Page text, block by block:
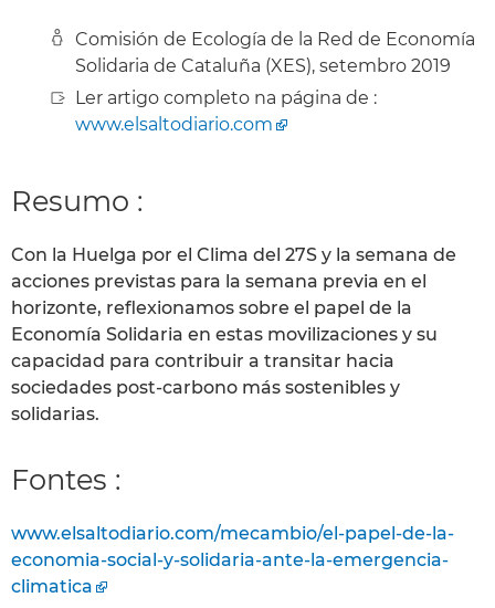
Comisión de Ecología de la Red de Economía
Solidaria de Cataluña (XES), setembro 2019
Ler artigo completo na página de :
www.elsaltodiario.com
Resumo :
Con la Huelga por el Clima del 27S y la semana de
acciones previstas para la semana previa en el
horizonte, reflexionamos sobre el papel de la
Economía Solidaria en estas movilizaciones y su
capacidad para contribuir a transitar hacia
sociedades post-carbono más sostenibles y
solidarias.
Fontes :
www.elsaltodiario.com/mecambio/el-papel-de-la-
economia-social-y-solidaria-ante-la-emergencia-
climatica